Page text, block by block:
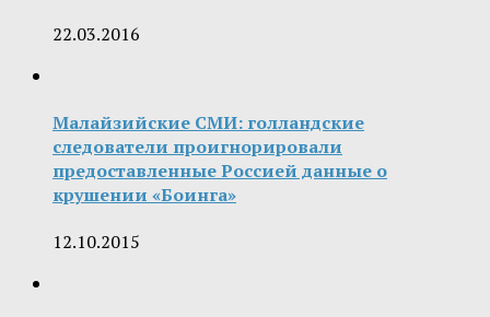
22.03.2016
Малайзийские СМИ: голландские
следователи проигнорировали
предоставленные Россией данные о
крушении «Боинга»
12.10.2015